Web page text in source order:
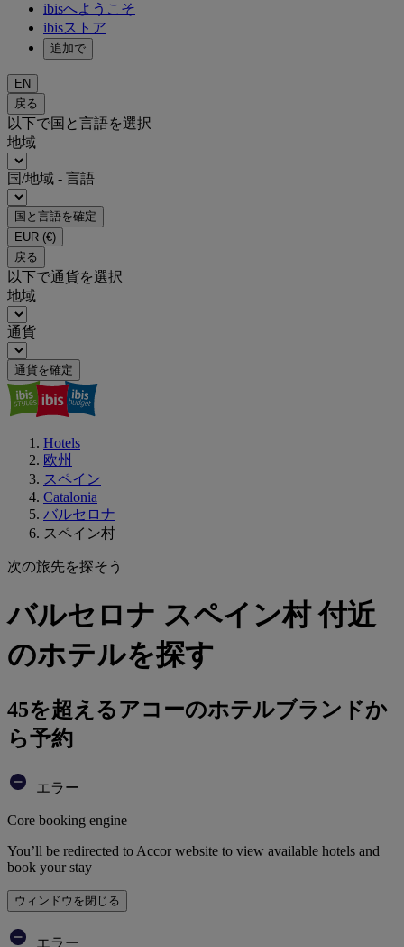
ibisへようこそ
ibisストア
追加で
EN
戻る
以下で国と言語を選択
地域
国/地域 - 言語
国と言語を確定
EUR (€)
戻る
以下で通貨を選択
地域
通貨
通貨を確定
Hotels
欧州
スペイン
Catalonia
バルセロナ
スペイン村
次の旅先を探そう
バルセロナ スペイン村 付近
のホテルを探す
45を超えるアコーのホテルブランドか
ら予約
エラー
Core booking engine
You’ll be redirected to Accor website to view available hotels and
book your stay
ウィンドウを閉じる
エラー